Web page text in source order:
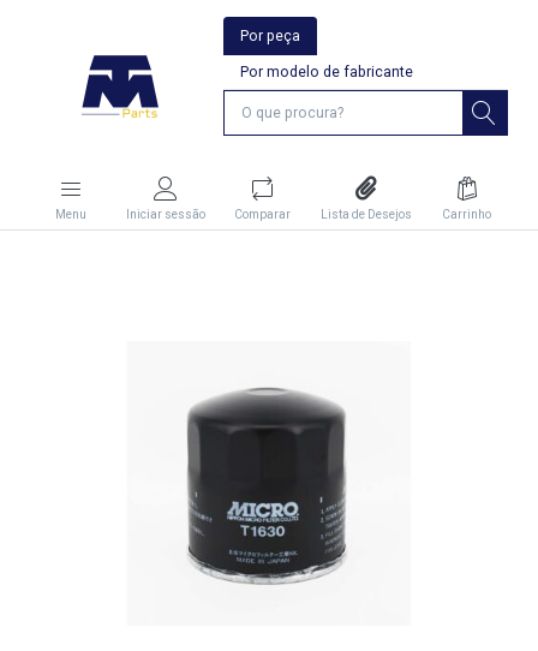
Por peça
Por modelo de fabricante
Menu Iniciar sessão Comparar Lista de Desejos Carrinho